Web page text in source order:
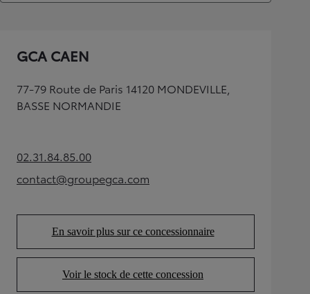
GCA CAEN
77-79 Route de Paris 14120 MONDEVILLE,
BASSE NORMANDIE
02.31.84.85.00(Opens in new tab)
contact@groupegca.com
(Opens in new tab)
En savoir plus sur ce concessionnaire
(Opens in new tab)
Voir le stock de cette concession
(Opens in new tab)